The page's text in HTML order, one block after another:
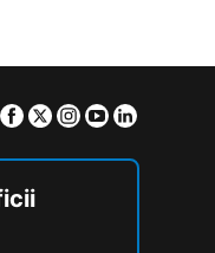
Facebook
TwitterInstagram
Youtube